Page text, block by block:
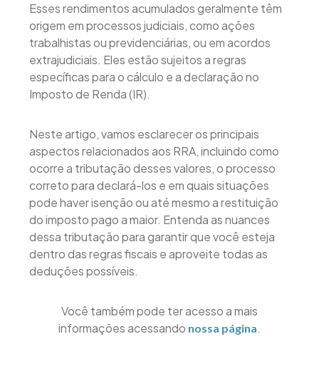
Esses rendimentos acumulados geralmente têm
origem em processos judiciais, como ações
trabalhistas ou previdenciárias, ou em acordos
extrajudiciais. Eles estão sujeitos a regras
específicas para o cálculo e a declaração no
Imposto de Renda (IR).
Neste artigo, vamos esclarecer os principais
aspectos relacionados aos RRA, incluindo como
ocorre a tributação desses valores, o processo
correto para declará-los e em quais situações
pode haver isenção ou até mesmo a restituição
do imposto pago a maior. Entenda as nuances
dessa tributação para garantir que você esteja
dentro das regras fiscais e aproveite todas as
deduções possíveis.
Você também pode ter acesso a mais
informações acessando nossa página.